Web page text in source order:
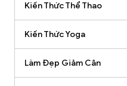
Kiến Thức Thể Thao
Kiến Thức Yoga
Làm Đẹp Giảm Cân